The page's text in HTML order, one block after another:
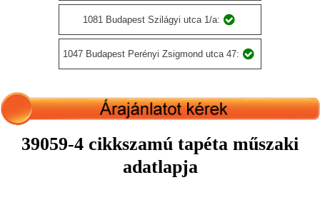
1081 Budapest Szilágyi utca 1/a:
1047 Budapest Perényi Zsigmond utca 47:
39059-4 cikkszamú tapéta műszaki
adatlapja